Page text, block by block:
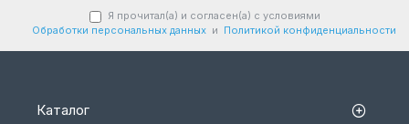
Я прочитал(а) и согласен(а) с условиями
Обработки персональных данных и Политикой конфиденциальности
Каталог